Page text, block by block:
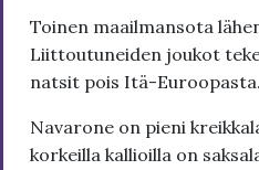
Toinen maailmansota
Liittoutuneiden joukot
natsit pois Itä-Euroopasta.
Navarone on pieni
korkeilla kallioilla on